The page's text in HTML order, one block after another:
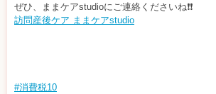
ぜひ、ままケアstudioにご連絡くださいね❗️❗️
訪問産後ケア ままケアstudio
#消費税10